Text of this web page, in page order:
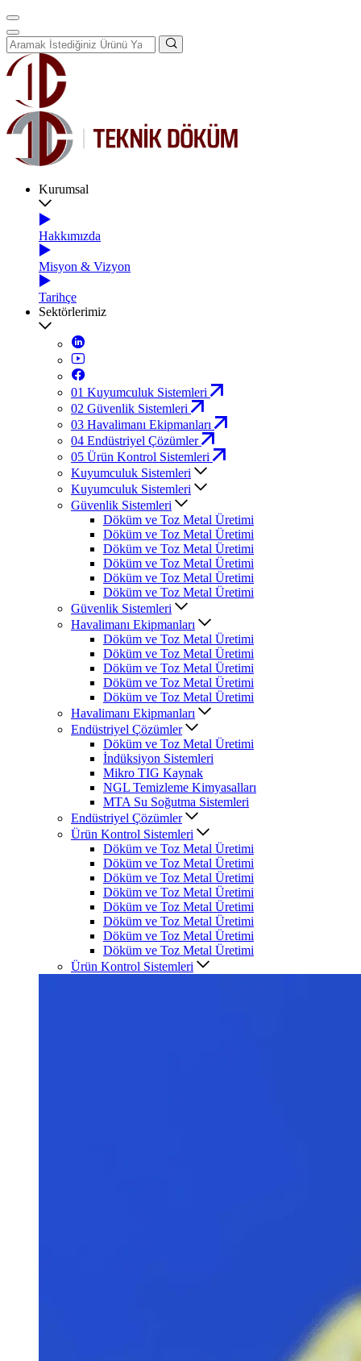
Kurumsal
Hakkımızda
Misyon & Vizyon
Tarihçe
Sektörlerimiz
01 Kuyumculuk Sistemleri
02 Güvenlik Sistemleri
03 Havalimanı Ekipmanları
04 Endüstriyel Çözümler
05 Ürün Kontrol Sistemleri
Kuyumculuk Sistemleri
Kuyumculuk Sistemleri
Güvenlik Sistemleri
Döküm ve Toz Metal Üretimi
Döküm ve Toz Metal Üretimi
Döküm ve Toz Metal Üretimi
Döküm ve Toz Metal Üretimi
Döküm ve Toz Metal Üretimi
Döküm ve Toz Metal Üretimi
Güvenlik Sistemleri
Havalimanı Ekipmanları
Döküm ve Toz Metal Üretimi
Döküm ve Toz Metal Üretimi
Döküm ve Toz Metal Üretimi
Döküm ve Toz Metal Üretimi
Döküm ve Toz Metal Üretimi
Havalimanı Ekipmanları
Endüstriyel Çözümler
Döküm ve Toz Metal Üretimi
İndüksiyon Sistemleri
Mikro TIG Kaynak
NGL Temizleme Kimyasalları
MTA Su Soğutma Sistemleri
Endüstriyel Çözümler
Ürün Kontrol Sistemleri
Döküm ve Toz Metal Üretimi
Döküm ve Toz Metal Üretimi
Döküm ve Toz Metal Üretimi
Döküm ve Toz Metal Üretimi
Döküm ve Toz Metal Üretimi
Döküm ve Toz Metal Üretimi
Döküm ve Toz Metal Üretimi
Döküm ve Toz Metal Üretimi
Ürün Kontrol Sistemleri